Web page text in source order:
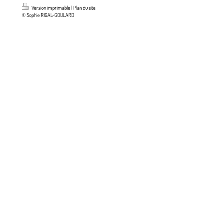
Version imprimable|Plan du site
© Sophie RIGAL-GOULARD